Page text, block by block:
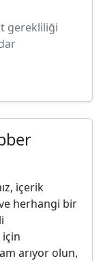
gerekliliği
içerik
herhangi bir
arıyor olun,